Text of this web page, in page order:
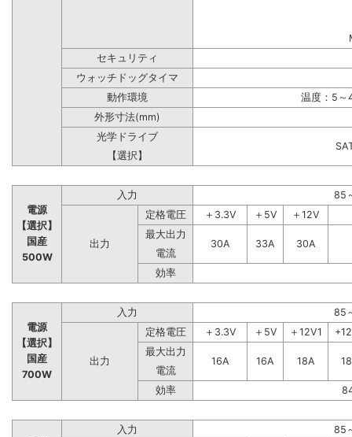
セキュリティ
ウォッチドッグタイマ
動作環境
温度：5
外形寸法(mm)
光学ドライブ
【選択】
電源
【選択】
国産
500W
入力 85
出力
定格電圧 ＋3.3V ＋5V
＋12V
最大出力
30A
33A
30A
電流
効率
電源
【選択】
国産
700W
入力 85
出力
定格電圧 ＋3.3V ＋5V ＋12V1
最大出力
16A
16A 18A
電流
効率
入力 85